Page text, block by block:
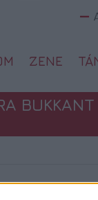
ZENE
BUKKANT